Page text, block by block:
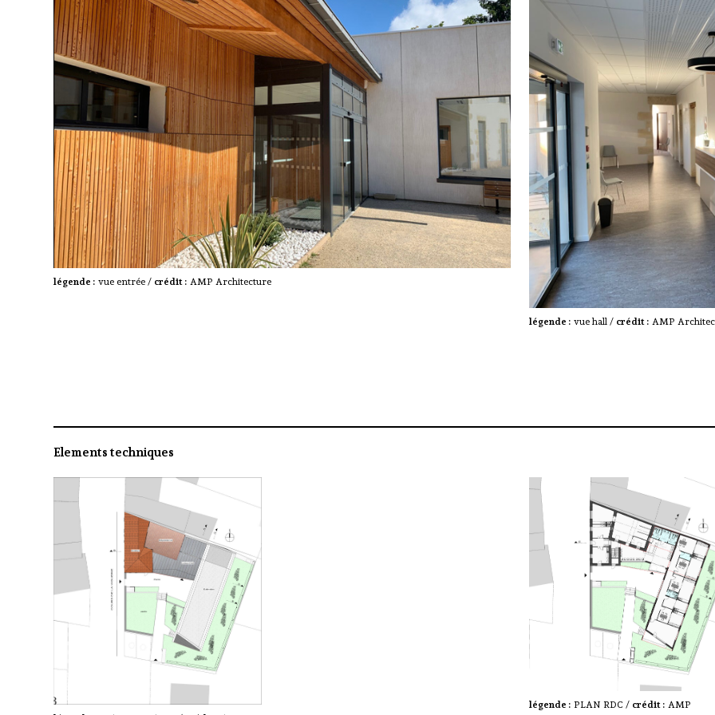
légende : vue entrée / crédit : AMP Architecture
légende : vue hall / crédit : AMP
Elements techniques
légende : PLAN RDC / crédit : AMP